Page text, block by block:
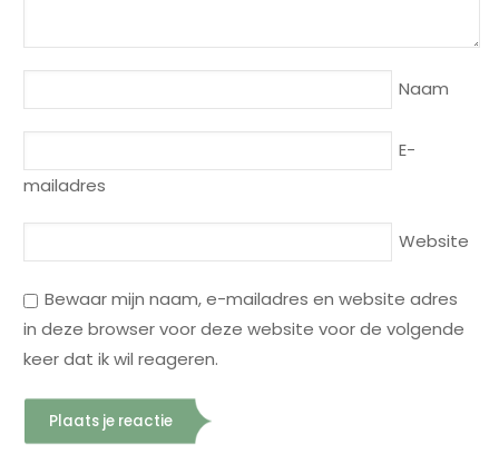
Naam
E-
mailadres
Website
Bewaar mijn naam, e-mailadres en website adres
in deze browser voor deze website voor de volgende
keer dat ik wil reageren.